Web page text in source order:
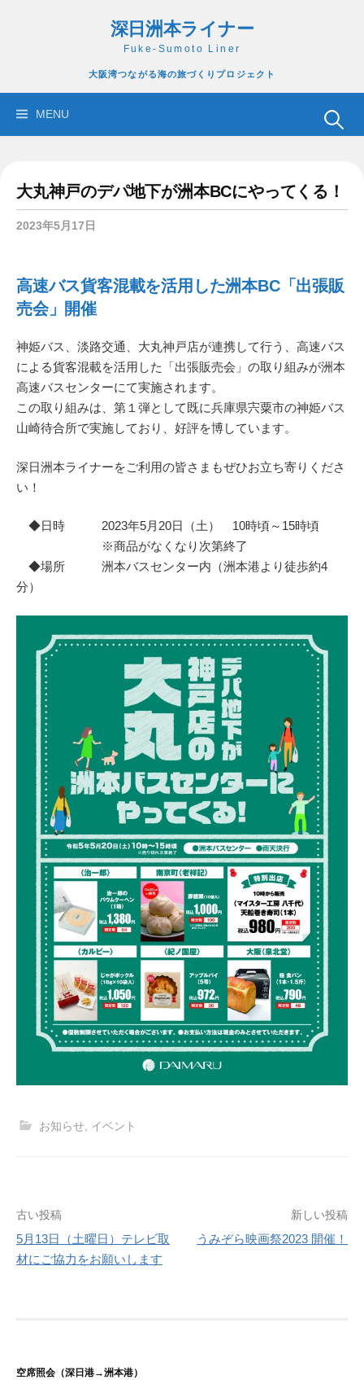
ツ
深日洲本ライナー
Fuke-Sumoto Liner
大阪湾つながる海の旅づくりプロジェクト
MENU
検
大丸神戸のデパ地下が洲本BCにやってくる！
2023年5月17日
高速バス貨客混載を活用した洲本BC「出張販
売会」開催
神姫バス、淡路交通、大丸神戸店が連携して行う、高速バス
による貨客混載を活用した「出張販売会」の取り組みが洲本
高速バスセンターにて実施されます。
この取り組みは、第１弾として既に兵庫県宍粟市の神姫バス
山崎待合所で実施しており、好評を博しています。
深日洲本ライナーをご利用の皆さまもぜひお立ち寄りくださ
い！
◆日時 2023年5月20日（土） 10時頃～15時頃
※商品がなくなり次第終了
◆場所 洲本バスセンター内（洲本港より徒歩約4
分）
お知らせ イベント
投
稿
ー
古い投稿
5月13日（土曜日）テレビ取
材にご協力をお願いします
新しい投稿
うみぞら映画祭2023 開催！
空席照会（深日港→洲本港）